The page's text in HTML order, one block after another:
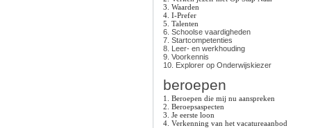
3. Waarden
4. I-Prefer
5. Talenten
6. Schoolse vaardigheden
7. Startcompetenties
8. Leer- en werkhouding
9. Voorkennis
10. Explorer op Onderwijskiezer
beroepen
1. Beroepen die mij nu aanspreken
2. Beroepsaspecten
3. Je eerste loon
4. Verkenning van het vacatureaanbod